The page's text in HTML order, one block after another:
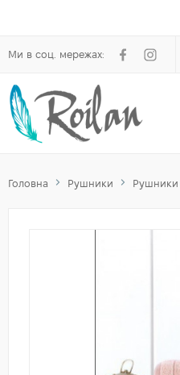
Ми в соц. мережах:
Головна Рушники Рушники